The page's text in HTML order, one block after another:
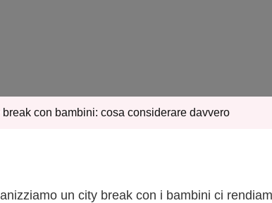
con bambini: cosa considerare davvero
un city break con i bambini ci